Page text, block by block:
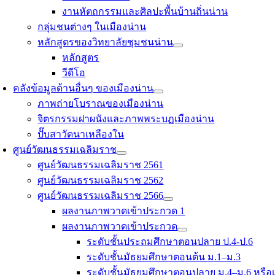
งานหัตถกรรมและศิลปะพื้นบ้านถิ่นน่าน
กลุ่มชนต่างๆ ในเมืองน่าน
หลักสูตรของวิทยาลัยชุมชนน่าน
หลักสูตร
วีดีโอ
คลังข้อมูลด้านอื่นๆ ของเมืองน่าน
ภาพถ่ายโบราณของเมืองน่าน
จิตรกรรมฝาผนังและภาพพระบฏเมืองน่าน
ปั๊บสาวัดนาเหลืองใน
ศูนย์วัฒนธรรมเฉลิมราช
ศูนย์วัฒนธรรมเฉลิมราช 2561
ศูนย์วัฒนธรรมเฉลิมราช 2562
ศูนย์วัฒนธรรมเฉลิมราช 2566
ผลงานภาพวาดเข้าประกวด 1
ผลงานภาพวาดเข้าประกวด
ระดับชั้นประถมศึกษาตอนปลาย ป.4-ป.6
ระดับชั้นมัธยมศึกษาตอนต้น ม.1–ม.3
ระดับชั้นมัธยมศึกษาตอนปลาย ม.4–ม.6 หรือ